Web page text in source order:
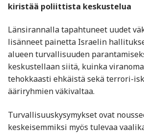
kiristää poliittista keskustelua
Länsirannalla tapahtuneet uudet
lisänneet painetta Israelin
alueen turvallisuuden
keskustellaan siitä, kuinka
tehokkaasti ehkäistä sekä terrori-
ääriryhmien väkivaltaa.
Turvallisuuskysymykset ovat
keskeisemmiksi myös tulevaa